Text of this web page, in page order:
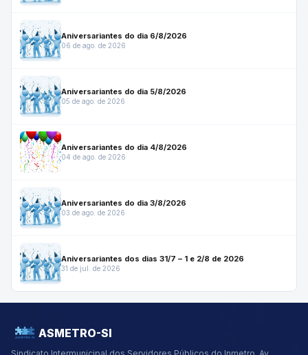
Aniversariantes do dia 6/8/2026
06 de ago. de 2026
Aniversariantes do dia 5/8/2026
05 de ago. de 2026
Aniversariantes do dia 4/8/2026
04 de ago. de 2026
Aniversariantes do dia 3/8/2026
03 de ago. de 2026
Aniversariantes dos dias 31/7 – 1 e 2/8 de 2026
31 de jul. de 2026
ASMETRO-SI